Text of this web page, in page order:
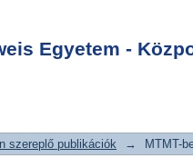
Egyetem -
publikációk
"Gyurjan O"
szereplő publikációk → MTMT-